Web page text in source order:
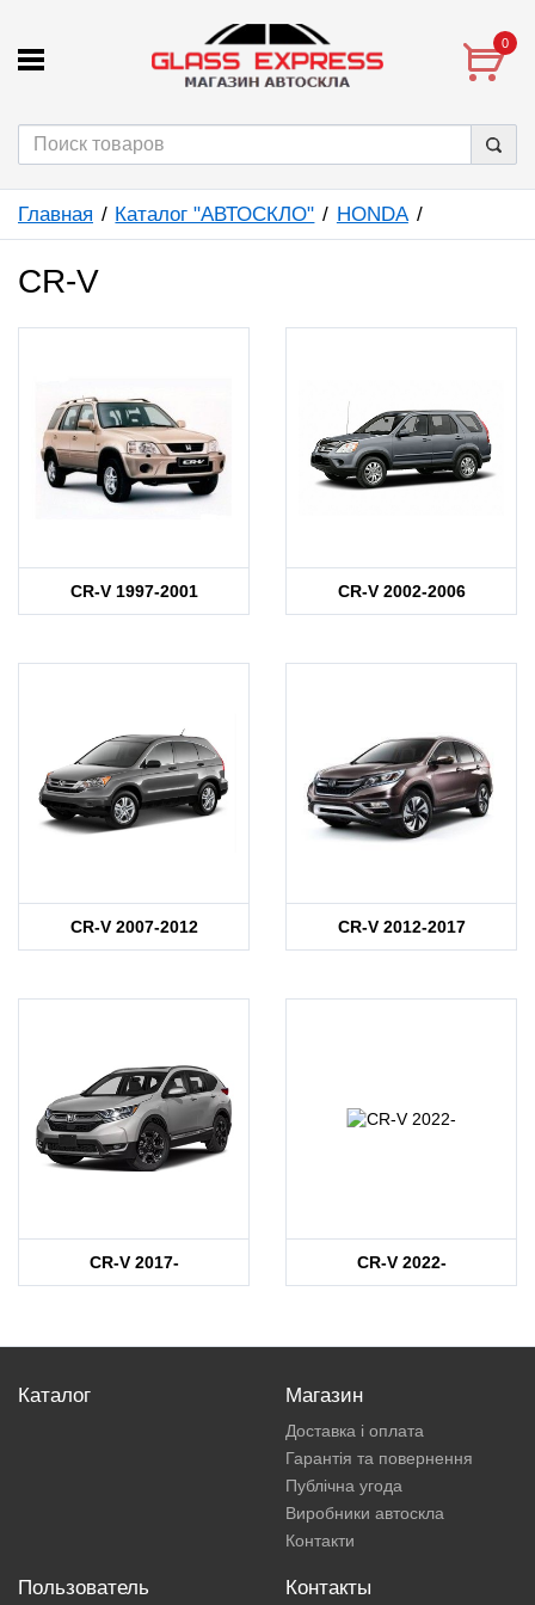
0
Главная Каталог "АВТОСКЛО" HONDA
CR-V
CR-V 1997-2001 CR-V 2002-2006
CR-V 2007-2012 CR-V 2012-2017
CR-V 2017- CR-V 2022-
Каталог Магазин
Доставка і оплата
Гарантія та повернення
Публічна угода
Виробники автоскла
Контакти
Пользователь Контакты